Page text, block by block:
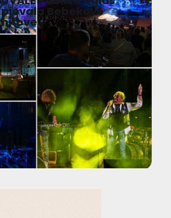
pjevala Bebekove
hitove